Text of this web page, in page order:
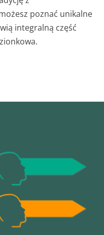
poznać unikalne
integralną część